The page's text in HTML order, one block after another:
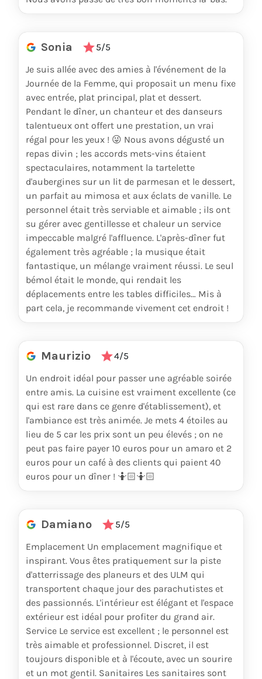
Sonia
5/5
Je suis allée avec des amies à l'événement de la
Journée de la Femme, qui proposait un menu fixe
avec entrée, plat principal, plat et dessert.
Pendant le dîner, un chanteur et des danseurs
talentueux ont offert une prestation, un vrai
régal pour les yeux ! 😜 Nous avons dégusté un
repas divin ; les accords mets-vins étaient
spectaculaires, notamment la tartelette
d'aubergines sur un lit de parmesan et le dessert,
un parfait au mimosa et aux éclats de vanille. Le
personnel était très serviable et aimable ; ils ont
su gérer avec gentillesse et chaleur un service
impeccable malgré l'affluence. L'après-dîner fut
également très agréable ; la musique était
fantastique, un mélange vraiment réussi. Le seul
bémol était le monde, qui rendait les
déplacements entre les tables difficiles… Mis à
part cela, je recommande vivement cet endroit !
Maurizio
4/5
Un endroit idéal pour passer une agréable soirée
entre amis. La cuisine est vraiment excellente (ce
qui est rare dans ce genre d'établissement), et
l'ambiance est très animée. Je mets 4 étoiles au
lieu de 5 car les prix sont un peu élevés ; on ne
peut pas faire payer 10 euros pour un amaro et 2
euros pour un café à des clients qui paient 40
euros pour un dîner ! 🤷🏻🤷🏻
Damiano
5/5
Emplacement Un emplacement magnifique et
inspirant. Vous êtes pratiquement sur la piste
d'atterrissage des planeurs et des ULM qui
transportent chaque jour des parachutistes et
des passionnés. L'intérieur est élégant et l'espace
extérieur est idéal pour profiter du grand air.
Service Le service est excellent ; le personnel est
très aimable et professionnel. Discret, il est
toujours disponible et à l'écoute, avec un sourire
et un mot gentil. Sanitaires Les sanitaires sont